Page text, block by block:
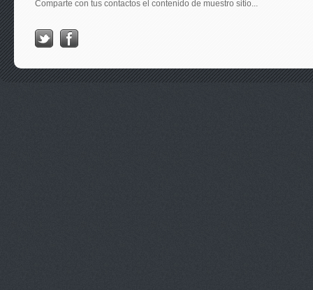
Comparte con tus contactos el contenido de muestro sitio...